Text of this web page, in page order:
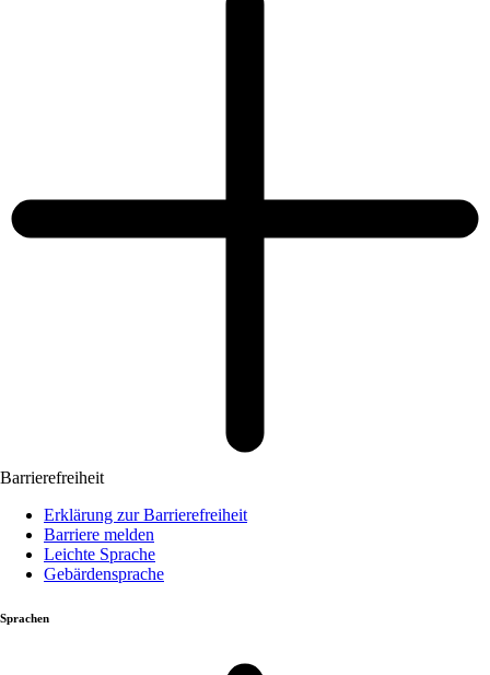
Barrierefreiheit
Erklärung zur Barrierefreiheit
Barriere melden
Leichte Sprache
Gebärdensprache
Sprachen